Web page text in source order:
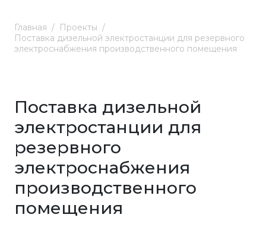
Главная
Проекты
Поставка дизельной электростанции для резервного
электроснабжения производственного помещения
Поставка дизельной
электростанции для
резервного
электроснабжения
производственного
помещения